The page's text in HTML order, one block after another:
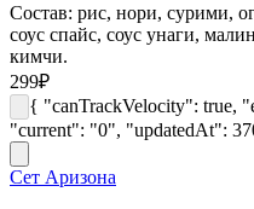
Состав: рис, нори, сурими,
соус спайс, соус унаги,
кимчи.
299₽
{ "canTrackVelocity": true,
"current": "0", "updatedAt":
Сет Аризона